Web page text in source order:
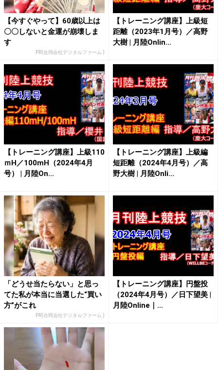
【今すぐやって】60歳以上は
〇〇しないと金運が崩壊しま
す
PR(合同会社デジタルファーム )
【トレーニング講座】上級短
距離（2023年1月号）／高野
大樹 | 月陸Onlin...
【トレーニング講座】上級110
ｍH／100mH（2024年4月
号） | 月陸On...
【トレーニング講座】上級編
短距離（2024年4月号）／高
野大樹 | 月陸Onli...
「どうせ当たらない」と思っ
てた私が本当に当選した“買い
方”がこれ
PR(合同会社デジタルファーム )
【トレーニング講座】円盤投
（2024年4月号）／日下望美 |
月陸Online｜...